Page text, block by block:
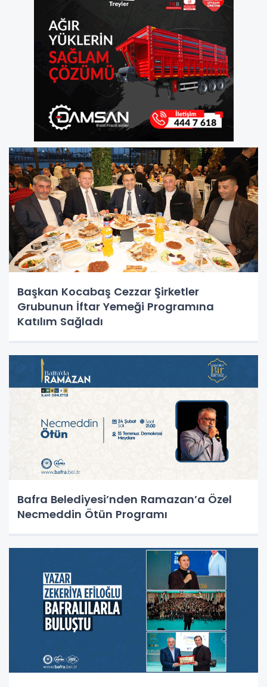
Başkan Kocabaş Cezzar Şirketler
Grubunun İftar Yemeği Programına
Katılım Sağladı
Bafra Belediyesi’nden Ramazan’a Özel
Necmeddin Ötün Programı